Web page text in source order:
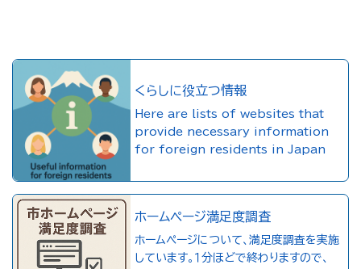
くらしに役立つ情報
Here are lists of websites that
provide necessary information
for foreign residents in Japan
ホームページ満足度調査
ホームページについて、満足度調査を実施
しています。１分ほどで終わりますので、